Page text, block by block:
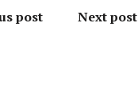
post Next post